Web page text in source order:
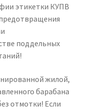
этикетки КУПВ
поддельных
жилой,
барабана
отмотки! Если